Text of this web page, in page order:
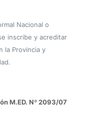
Nacional o
inscribe y acreditar
la Provincia y
M.ED. Nº 2093/07